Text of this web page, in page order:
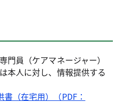
員（ケアマネージャー）
本人に対し、情報提供する
書（在宅用）（PDF：